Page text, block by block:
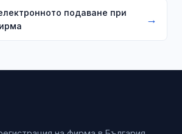
подаване при
→